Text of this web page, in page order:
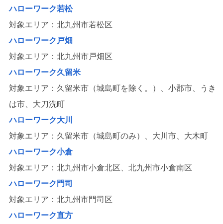
ハローワーク若松
対象エリア：北九州市若松区
ハローワーク戸畑
対象エリア：北九州市戸畑区
ハローワーク久留米
対象エリア：久留米市（城島町を除く。）、小郡市、うき
は市、大刀洗町
ハローワーク大川
対象エリア：久留米市（城島町のみ）、大川市、大木町
ハローワーク小倉
対象エリア：北九州市小倉北区、北九州市小倉南区
ハローワーク門司
対象エリア：北九州市門司区
ハローワーク直方